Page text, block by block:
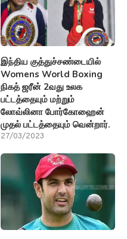
இந்திய குத்துச்சண்டையில்
Womens World Boxing
நிகத் ஜரீன் 2வது உலக
பட்டத்தையும் மற்றும்
லோவ்லினா போர்கோஹைன்
முதல் பட்டத்தையும் வென்றார்.
27/03/2023